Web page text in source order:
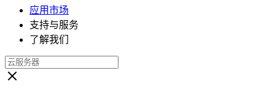
应用市场
支持与服务
了解我们